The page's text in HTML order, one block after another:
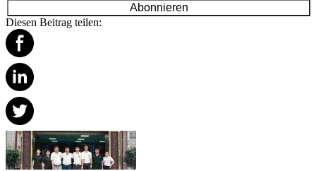
Abonnieren
Diesen Beitrag teilen: